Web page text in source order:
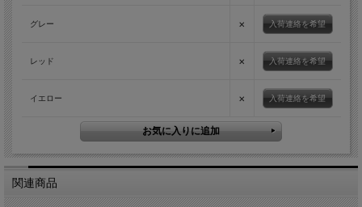
グレー × 入荷連絡を希望
レッド × 入荷連絡を希望
イエロー × 入荷連絡を希望
関連商品